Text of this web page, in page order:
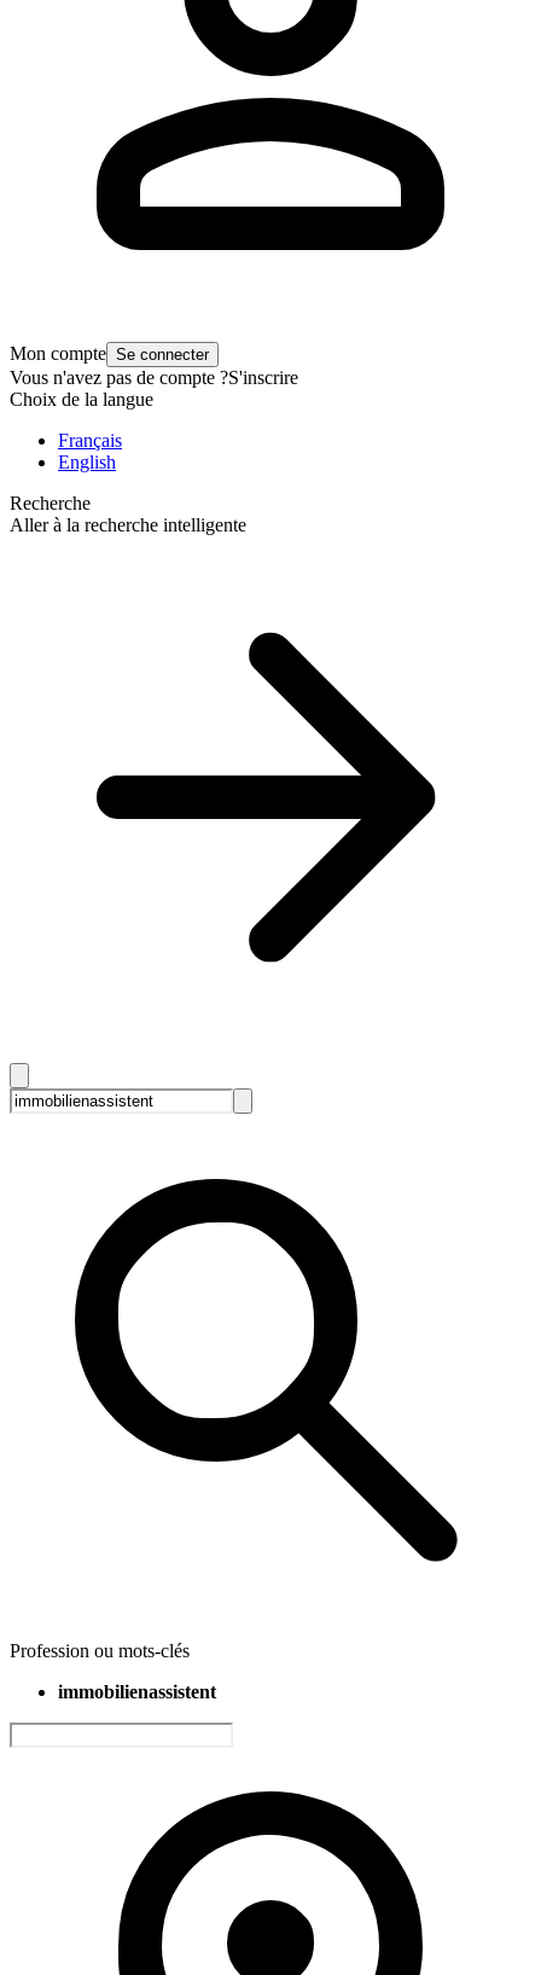
Mon compte Se connecter
Vous n'avez pas de compte ?S'inscrire
Choix de la langue
Français
English
Recherche
Aller à la recherche intelligente
Profession ou mots-clés
immobilienassistent